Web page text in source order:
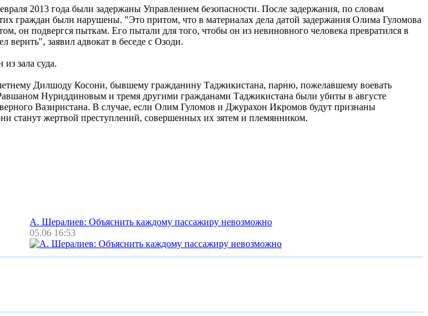
2013 года были задержаны Управлением безопасности. После задержания, по словам
граждан были нарушены. "Это притом, что в материалах дела датой задержания Олима Гуломова
он подвергся пыткам. Его пытали для того, чтобы он из невиновного человека превратился в
верить", заявил адвокат в беседе с Озоди.
зала суда.
Дилшоду Косони, бывшему гражданину Таджикистана, парню, пожелавшему воевать
Нуриддиновым и тремя другими гражданами Таджикистана были убиты в августе
Вазиристана. В случае, если Олим Гуломов и Джурахон Икромов будут признаны
станут жертвой преступлений, совершенных их зятем и племянником.
А. Шералиев: Объяснить каждому пассажиру невозможно
05.06 16:53